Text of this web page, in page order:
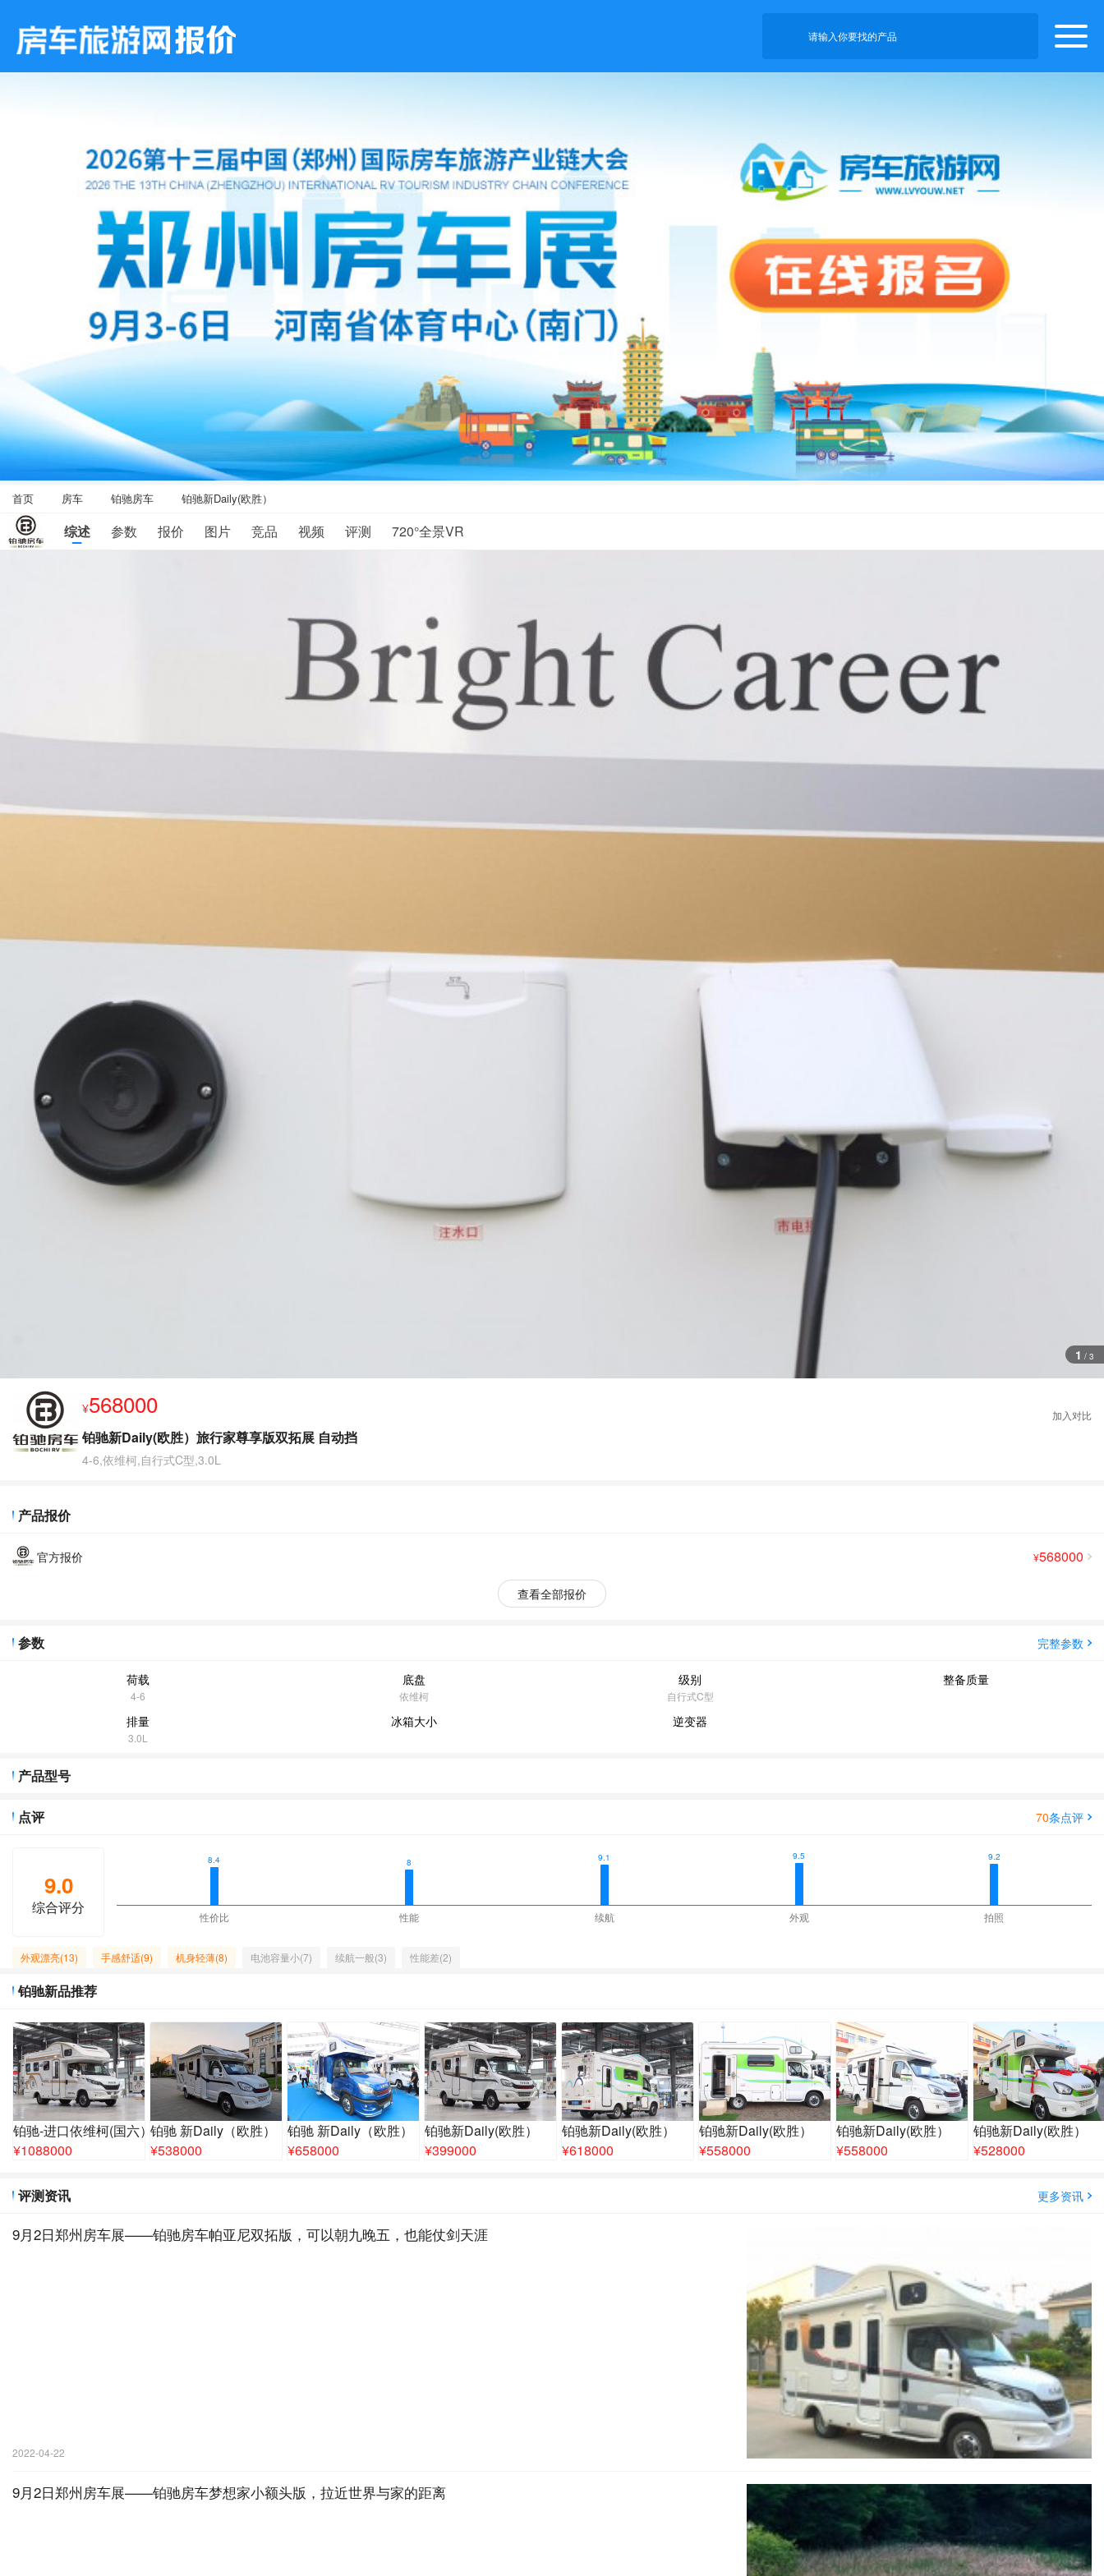
请输入你要找的产品
首页 房车 铂驰房车 铂驰新Daily(欧胜）
综述 参数 报价 图片 竞品 视频 评测 720°全景VR
1 / 3
¥568000
铂驰新Daily(欧胜）旅行家尊享版双拓展 自动挡
4-6,依维柯,自行式C型,3.0L
产品报价
¥568000
官方报价
查看全部报价
完整参数
参数
荷载
4-6
底盘
依维柯
级别
自行式C型
整备质量
排量
3.0L
冰箱大小 逆变器
产品型号
70条点评
点评
9.0
综合评分
8.4
性价比
8
性能
9.1
续航
9.5
外观
9.2
拍照
外观漂亮(13) 手感舒适(9) 机身轻薄(8) 电池容量小(7) 续航一般(3) 性能差(2)
铂驰新品推荐
铂驰-进口依维柯(国六）
¥1088000
铂驰 新Daily（欧胜）
¥538000
铂驰 新Daily（欧胜）
¥658000
铂驰新Daily(欧胜）
¥399000
铂驰新Daily(欧胜）
¥618000
铂驰新Daily(欧胜）
¥558000
铂驰新Daily(欧胜）
¥558000
铂驰新Daily(欧胜）
¥528000
更多资讯
评测资讯
9月2日郑州房车展——铂驰房车帕亚尼双拓版，可以朝九晚五，也能仗剑天涯
2022-04-22
9月2日郑州房车展——铂驰房车梦想家小额头版，拉近世界与家的距离